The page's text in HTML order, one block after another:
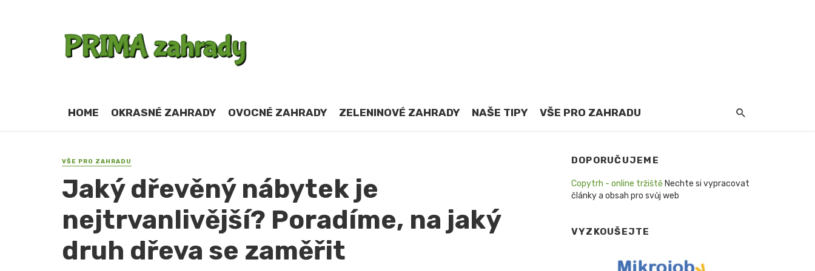
HOME OKRASNÉ ZAHRADY OVOCNÉ ZAHRADY ZELENINOVÉ ZAHRADY NAŠE TIPY VŠE PRO ZAHRADU
VŠE PRO ZAHRADU
Jaký dřevěný nábytek je
nejtrvanlivější? Poradíme, na jaký
druh dřeva se zaměřit
DOPORUČUJEME
Copytrh - online tržiště Nechte si vypracovat
články a obsah pro svůj web
VYZKOUŠEJTE